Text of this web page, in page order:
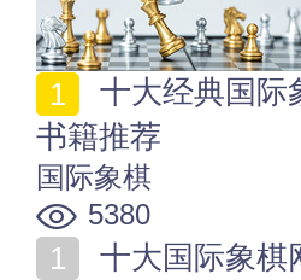
书籍推荐
国际象棋
5380